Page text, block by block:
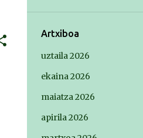
Artxiboa
uztaila 2026
ekaina 2026
maiatza 2026
apirila 2026